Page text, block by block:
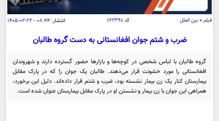
اقتصاد
اقتصادی
جامعه
حوادث
سلامت
بین الملل
سیاست خارجی
فرهنگ و هنر
فیلم » بین الملل کد ۱۱۶۲۳۹۸ انتشار: ۰۸:۴۴ - ۲۲-۰۲-۱۴۰۵
ضرب و شتم جوان افغانستانی به دست گروه طالبان
گروه طالبان با لباس شخصی در کوچه‌ها و بازار‌ها حضور گسترده دارند و شهروندان
افغانستانی را مورد خشونت قرار می‌دهند. طالبان یک جوان را که در پارک مقابل
بیمارستان کنار یک زن بیمار نشسته بود، ضرب و شتم قرار داده‌اند. دلیل این برخورد،
همراهی این جوان با زن بیمار و نشستن او در پارک مقابل بیمارستان عنوان شده است.